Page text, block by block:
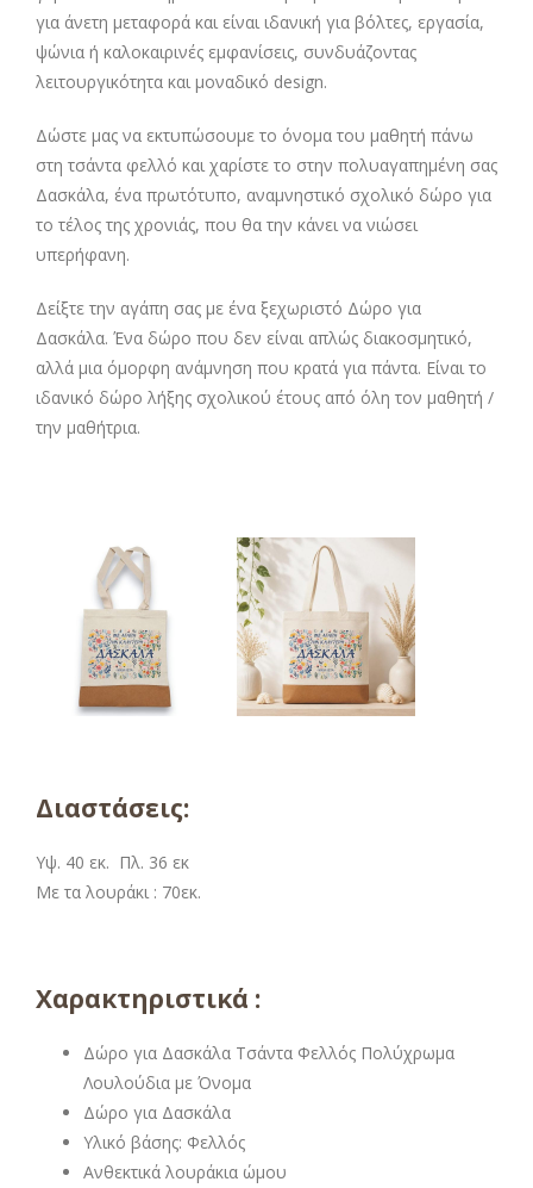
για άνετη μεταφορά και είναι ιδανική για βόλτες, εργασία,
ψώνια ή καλοκαιρινές εμφανίσεις, συνδυάζοντας
λειτουργικότητα και μοναδικό design.
Δώστε μας να εκτυπώσουμε το όνομα του μαθητή πάνω
στη τσάντα φελλό και χαρίστε το στην πολυαγαπημένη σας
Δασκάλα, ένα πρωτότυπο, αναμνηστικό σχολικ΄ο δώρο για
το τέλος της χρονιάς, που θα την κάνει να νιώσει
υπερήφανη.
Δείξτε την αγάπη σας με ένα ξεχωριστό Δώρο για
Δασκάλα. Ένα δώρο που δεν είναι απλώς διακοσμητικό,
αλλά μια όμορφη ανάμνηση που κρατά για πάντα. Είναι το
ιδανικό δώρο λήξης σχολικού έτους από όλη τον μαθητή /
την μαθήτρια.
Διαστάσεις:
Υψ. 40 εκ. Πλ. 36 εκ
Με τα λουράκι : 70εκ.
Χαρακτηριστικά :
Δώρο για Δασκάλα Τσάντα Φελλός Πολύχρωμα
Λουλούδια με Όνομα
Δώρο για Δασκάλα
Υλικό βάσης: Φελλός
Ανθεκτικά λουράκια ώμου